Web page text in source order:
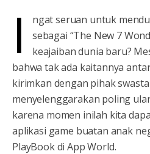
I
ngat seruan untuk
sebagai “The New 7
keajaiban dunia baru?
bahwa tak ada kaitannya
kirimkan dengan pihak
menyelenggarakan poling
karena momen inilah kita
aplikasi game buatan anak
PlayBook di App World.